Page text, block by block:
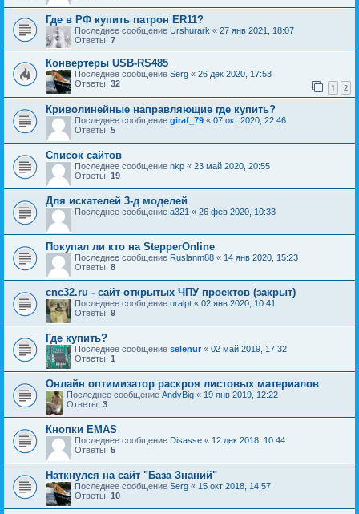
Где в РФ купить патрон ER11?
Последнее сообщение Urshurark « 27 янв 2021, 18:07
Ответы: 7
Конвертеры USB-RS485
Последнее сообщение Serg « 26 дек 2020, 17:53
Ответы: 32 1 2
Криволинейные направляющие где купить?
Последнее сообщение giraf_79 « 07 окт 2020, 22:46
Ответы: 5
Список сайтов
Последнее сообщение nkp « 23 май 2020, 20:55
Ответы: 19
Для искателей 3-д моделей
Последнее сообщение a321 « 26 фев 2020, 10:33
Покупал ли кто на StepperOnline
Последнее сообщение Ruslanm88 « 14 янв 2020, 15:23
Ответы: 8
cnc32.ru - сайт открытых ЧПУ проектов (закрыт)
Последнее сообщение uralpt « 02 янв 2020, 10:41
Ответы: 9
Где купить?
Последнее сообщение selenur« 02 май 2019, 17:32
Ответы: 1
Онлайн оптимизатор раскроя листовых материалов
Последнее сообщение AndyBig « 19 янв 2019, 12:22
Ответы: 3
Кнопки EMAS
Последнее сообщение Disasse « 12 дек 2018, 10:44
Ответы: 5
Наткнулся на сайт "База Знаний"
Последнее сообщение Serg « 15 окт 2018, 14:57
Ответы: 10